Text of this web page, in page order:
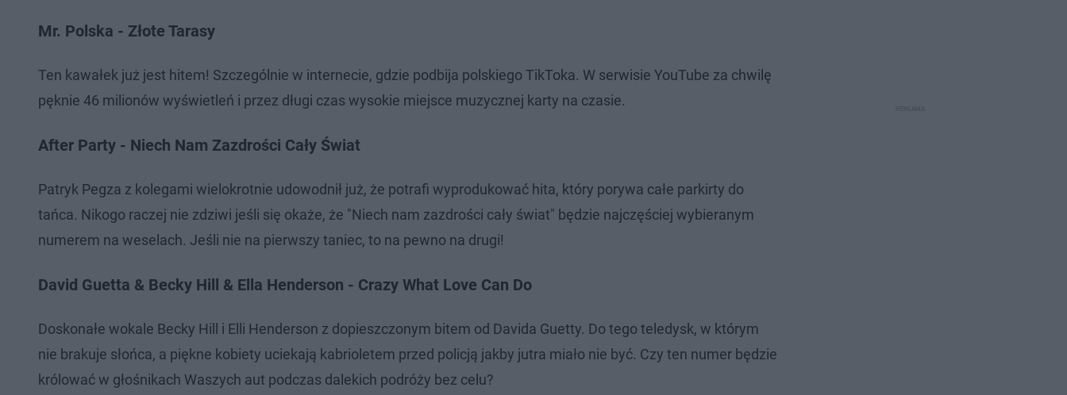
Mr. Polska - Złote Tarasy
Ten kawałek już jest hitem! Szczególnie w internecie, gdzie podbija polskiego TikToka. W serwisie YouTube za chwilę
pęknie 46 milionów wyświetleń i przez długi czas wysokie miejsce muzycznej karty na czasie.
After Party - Niech Nam Zazdrości Cały Świat
Patryk Pegza z kolegami wielokrotnie udowodnił już, że potrafi wyprodukować hita, który porywa całe parkirty do
tańca. Nikogo raczej nie zdziwi jeśli się okaże, że "Niech nam zazdrości cały świat" będzie najczęściej wybieranym
numerem na weselach. Jeśli nie na pierwszy taniec, to na pewno na drugi!
David Guetta & Becky Hill & Ella Henderson - Crazy What Love Can Do
Doskonałe wokale Becky Hill i Elli Henderson z dopieszczonym bitem od Davida Guetty. Do tego teledysk, w którym
nie brakuje słońca, a piękne kobiety uciekają kabrioletem przed policją jakby jutra miało nie być. Czy ten numer będzie
królować w głośnikach Waszych aut podczas dalekich podróży bez celu?